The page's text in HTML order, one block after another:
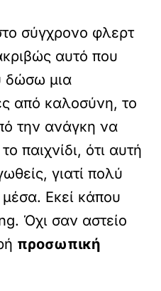
σύγχρονο φλερτ
αυτό που
δώσω μια
από καλοσύνη, το
την ανάγκη να
παιχνίδι, ότι αυτή
γιατί πολύ
Εκεί κάπου
Όχι σαν αστείο
προσωπική